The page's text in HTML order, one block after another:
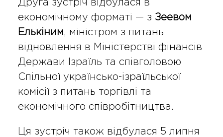
Друга зустріч відбулася в
економічному форматі — з Зеевом
Елькіним, міністром з питань
відновлення в Міністерстві фінансів
Держави Ізраїль та співголовою
Спільної українсько-ізраїльської
комісії з питань торгівлі та
економічного співробітництва.
Ця зустріч також відбулася 5 липня